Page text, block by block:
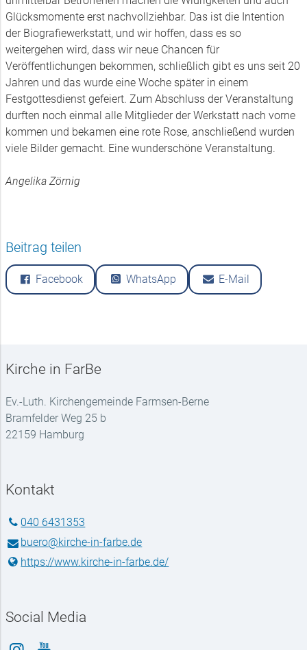
Glücksmomente erst nachvollziehbar. Das ist die Intention
der Biografiewerkstatt, und wir hoffen, dass es so
weitergehen wird, dass wir neue Chancen für
Veröffentlichungen bekommen, schließlich gibt es uns seit 20
Jahren und das wurde eine Woche später in einem
Festgottesdienst gefeiert. Zum Abschluss der Veranstaltung
durften noch einmal alle Mitglieder der Werkstatt nach vorne
kommen und bekamen eine rote Rose, anschließend wurden
viele Bilder gemacht. Eine wunderschöne Veranstaltung.
Angelika Zörnig
Beitrag teilen
Facebook WhatsApp E-Mail
Kirche in FarBe
Ev.-Luth. Kirchengemeinde Farmsen-Berne
Bramfelder Weg 25 b
22159 Hamburg
Kontakt
040 6431353
buero@​kirche-in-farbe.​de
https://www.​kirche-in-farbe.​de/
Social Media